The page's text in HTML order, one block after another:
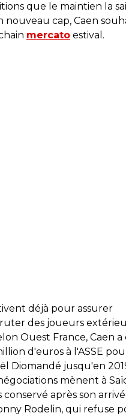
que le maintien la
nouveau cap, Caen
mercato estival.
déjà pour assurer
des joueurs
Ouest France, Caen a
d'euros à l'ASSE
Diomandé jusqu'en
mènent à
conservé après son
Rodelin, qui refuse